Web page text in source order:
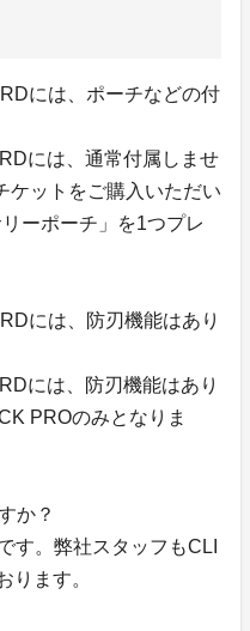
には、ポーチなどの付
には、通常付属しませ
ケットをご購入いただい
ーポーチ」を1つプレ
には、防刃機能はあり
には、防刃機能はあり
PROのみとなりま
か？
す。弊社スタッフもCLI
ります。